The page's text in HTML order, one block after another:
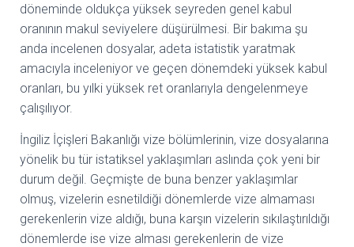
döneminde oldukça yüksek seyreden genel kabul
oranının makul seviyelere düşürülmesi. Bir bakıma şu
anda incelenen dosyalar, adeta istatistik yaratmak
amacıyla inceleniyor ve geçen dönemdeki yüksek kabul
oranları, bu yılki yüksek ret oranlarıyla dengelenmeye
çalışılıyor.
İngiliz İçişleri Bakanlığı vize bölümlerinin, vize dosyalarına
yönelik bu tür istatiksel yaklaşımları aslında çok yeni bir
durum değil. Geçmişte de buna benzer yaklaşımlar
olmuş, vizelerin esnetildiği dönemlerde vize almaması
gerekenlerin vize aldığı, buna karşın vizelerin sıkılaştırıldığı
dönemlerde ise vize alması gerekenlerin de vize